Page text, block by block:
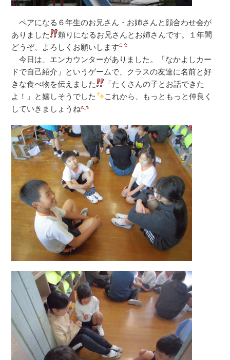
ペアになる６年生のお兄さん・お姉さんと顔合わせ会が
ありました
頼りになるお兄さんとお姉さんです。１年間
どうぞ、よろしくお願いします
今日は、エンカウンターがありました。「なかよしカー
ドで自己紹介」というゲームで、クラスの友達に名前と好
きな食べ物を伝えました
「たくさんの子とお話できた
よ！」と嬉しそうでした
これから、もっともっと仲良く
していきましょうね